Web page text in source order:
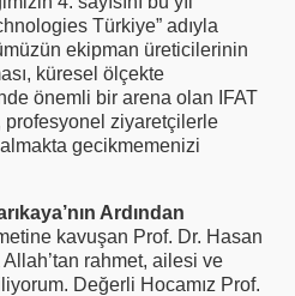
Türkiye” adıyla
ekipman üreticilerinin
küresel ölçekte
önemli bir arena olan IFAT
profesyonel ziyaretçilerle
gecikmemenizi
Ardından
kavuşan Prof. Dr. Hasan
rahmet, ailesi ve
Değerli Hocamız Prof.